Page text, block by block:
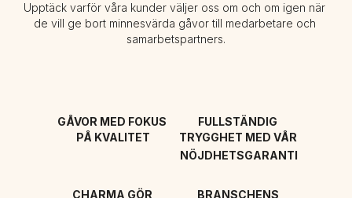
Upptäck varför våra kunder väljer oss om och om igen när
de vill ge bort minnesvärda gåvor till medarbetare och
samarbetspartners.
GÅVOR MED FOKUS
PÅ KVALITET
FULLSTÄNDIG
TRYGGHET MED VÅR
NÖJDHETSGARANTI
CHARMA GÖR BRANSCHENS